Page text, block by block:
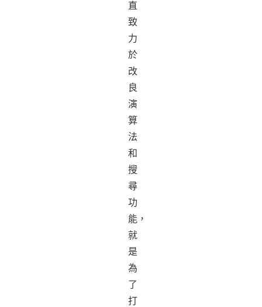
直
致
力
於
改
良
演
算
法
和
搜
尋
功
能，
就
是
為
了
打